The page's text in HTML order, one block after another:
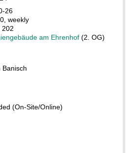
26
weekly
202
am Ehrenhof(2. OG)
Banisch
(On-Site/Online)